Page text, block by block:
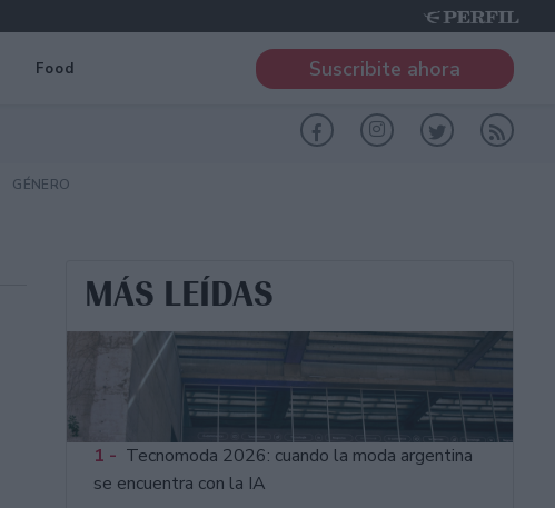
Food Suscribite ahora
GÉNERO
MÁS LEÍDAS
1 - Tecnomoda 2026: cuando la moda argentina
se encuentra con la IA